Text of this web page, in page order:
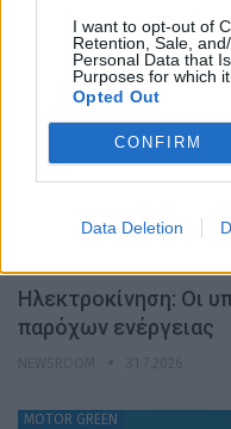
I want to opt-out of
Retention, Sale,
Personal Data that
Purposes for which
Opted Out
CONFIRM
Data Deletion
Ηλεκτροκίνηση: Οι
παρόχων ενέργειας
MOTOR GREEN